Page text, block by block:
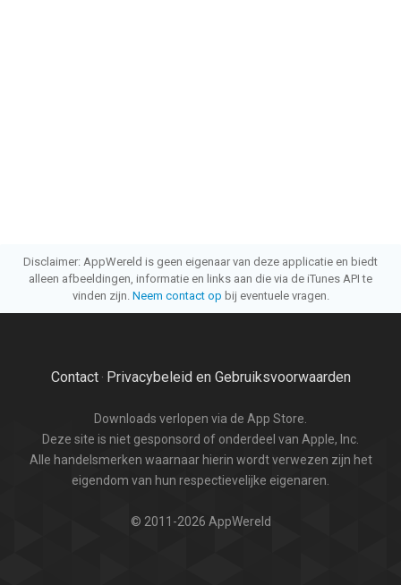
Disclaimer: AppWereld is geen eigenaar van deze applicatie en biedt
alleen afbeeldingen, informatie en links aan die via de iTunes API te
vinden zijn. Neem contact op bij eventuele vragen.
Contact· Privacybeleid en Gebruiksvoorwaarden
Downloads verlopen via de App Store.
Deze site is niet gesponsord of onderdeel van Apple, Inc.
Alle handelsmerken waarnaar hierin wordt verwezen zijn het
eigendom van hun respectievelijke eigenaren.
© 2011-2026 AppWereld